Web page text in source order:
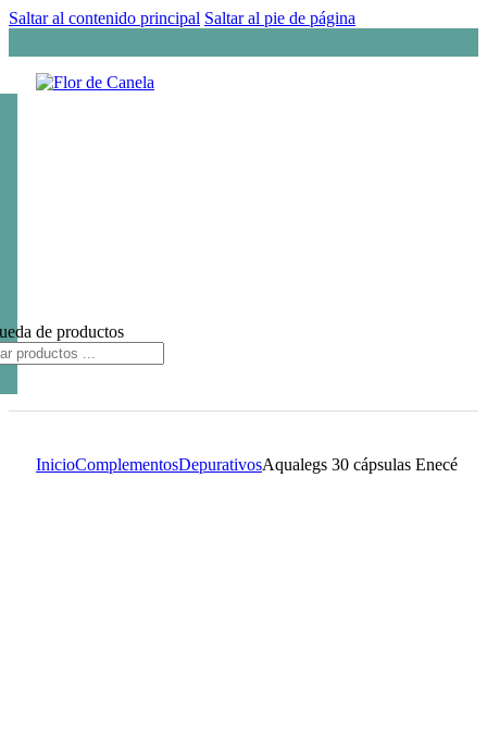
Saltar al contenido principal Saltar al pie de página
de productos
InicioComplementosDepurativosAqualegs 30 cápsulas Enecé